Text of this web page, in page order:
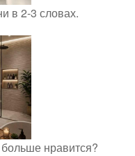
в 2-3 словах.
нравится?